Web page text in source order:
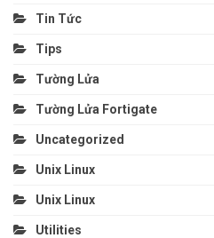
Tin Tức
Tips
Tường Lửa
Tường Lửa Fortigate
Uncategorized
Unix Linux
Unix Linux
Utilities